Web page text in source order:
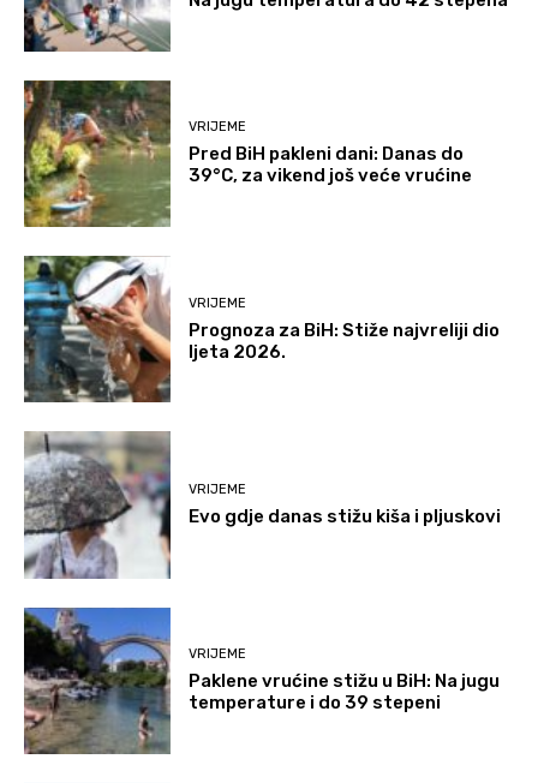
VRIJEME
Pred BiH pakleni dani: Danas do
39°C, za vikend još veće vrućine
VRIJEME
Prognoza za BiH: Stiže najvreliji dio
ljeta 2026.
VRIJEME
Evo gdje danas stižu kiša i pljuskovi
VRIJEME
Paklene vrućine stižu u BiH: Na jugu
temperature i do 39 stepeni